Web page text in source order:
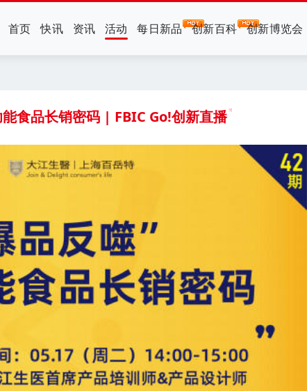
首页 快讯 资讯 活动 每日新品 创新百科 创新博览会
食品长销密码 | FBIC Go!创新直播